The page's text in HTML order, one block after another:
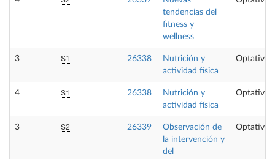
tendencias del
fitness y
wellness
3 S1 26338
Nutrición y
actividad física
Optativa
4 S1 26338
Nutrición y
actividad física
Optativa
3 S2 26339
Observación de
la intervención y
del
Optativa